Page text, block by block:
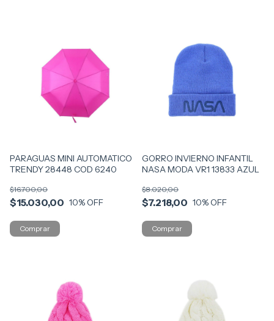
PARAGUAS MINI AUTOMATICO
TRENDY 28448 COD 6240
$15.030,00
$16.700,00
10% OFF
GORRO INVIERNO INFANTIL
NASA MODA VR1 13833 AZUL
$7.218,00
$8.020,00
10% OFF